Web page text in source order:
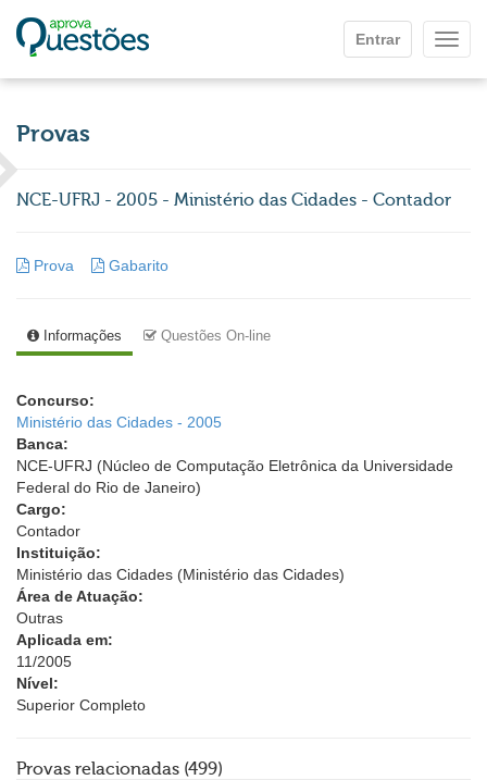
Entrar
Provas
NCE-UFRJ - 2005 - Ministério das Cidades - Contador
Prova Gabarito
Informações Questões On-line
Concurso:
Ministério das Cidades - 2005
Banca:
NCE-UFRJ (Núcleo de Computação Eletrônica da Universidade
Federal do Rio de Janeiro)
Cargo:
Contador
Instituição:
Ministério das Cidades (Ministério das Cidades)
Área de Atuação:
Outras
Aplicada em:
11/2005
Nível:
Superior Completo
Provas relacionadas (499)